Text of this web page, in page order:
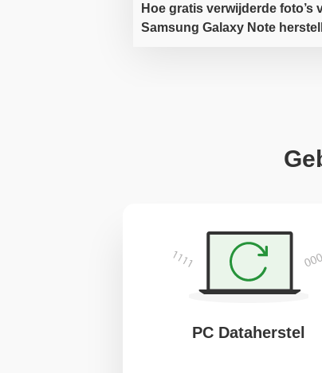
Hoe gratis verwijderde foto’s
Samsung Galaxy Note
PC Dataherstel